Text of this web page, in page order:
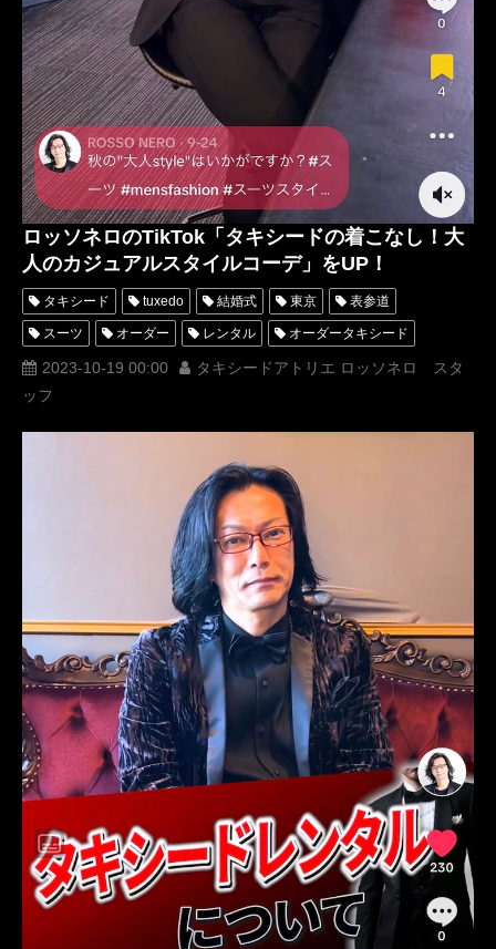
ロッソネロのTikTok「タキシードの着こなし！大
人のカジュアルスタイルコーデ」をUP！
タキシード tuxedo 結婚式 東京 表参道
スーツ オーダー レンタル オーダータキシード
レンタルタキシード ロッソネロ 蝶ネクタイ 人気
横山宗生
オーダータキシード東京 オーダータキシード名古屋
レンタルタキシード東京
レンタルタキシード名古屋 横浜 ROSSONERO
タキシードオーダー東京 タキシードレンタル東京
青山 TikTok TikToker
オーダータキシード横浜 レンタルタキシード横浜
MUMNETAKAYOKOYAMA 大人style
2023-10-19 00:00
タキシードアトリエ ロッソネロ スタ
ッフ